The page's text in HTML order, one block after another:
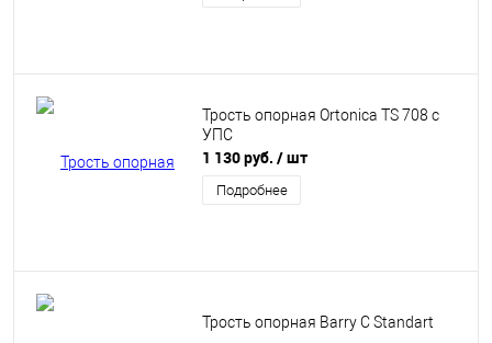
Трость опорная Ortonica TS 708 с
УПС
1 130 руб. / шт
Подробнее
Трость опорная Barry C Standart